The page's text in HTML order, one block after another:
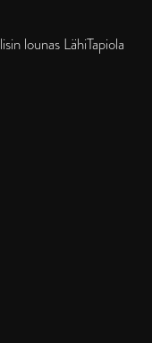
lounas LähiTapiola